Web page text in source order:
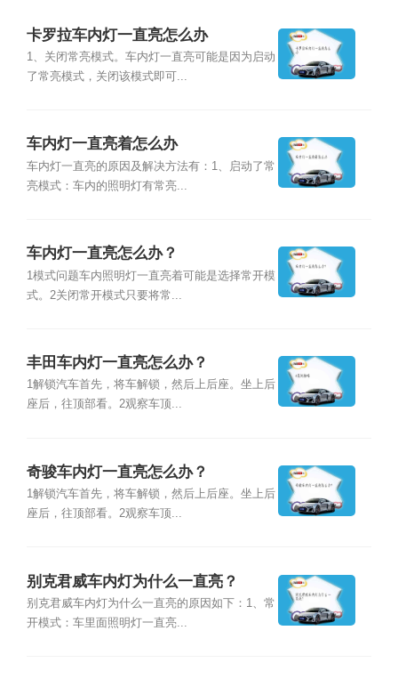
卡罗拉车内灯一直亮怎么办
1、关闭常亮模式。车内灯一直亮可能是因为启动
了常亮模式，关闭该模式即可...
车内灯一直亮着怎么办
车内灯一直亮的原因及解决方法有：1、启动了常
亮模式：车内的照明灯有常亮...
车内灯一直亮怎么办？
1模式问题车内照明灯一直亮着可能是选择常开模
式。2关闭常开模式只要将常...
丰田车内灯一直亮怎么办？
1解锁汽车首先，将车解锁，然后上后座。坐上后
座后，往顶部看。2观察车顶...
奇骏车内灯一直亮怎么办？
1解锁汽车首先，将车解锁，然后上后座。坐上后
座后，往顶部看。2观察车顶...
别克君威车内灯为什么一直亮？
别克君威车内灯为什么一直亮的原因如下：1、常
开模式：车里面照明灯一直亮...